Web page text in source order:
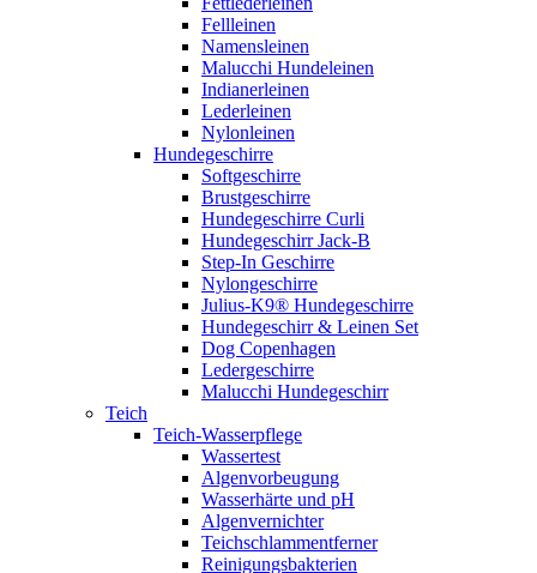
Fellleinen
Namensleinen
Malucchi Hundeleinen
Indianerleinen
Lederleinen
Nylonleinen
Hundegeschirre
Softgeschirre
Brustgeschirre
Hundegeschirre Curli
Hundegeschirr Jack-B
Step-In Geschirre
Nylongeschirre
Julius-K9® Hundegeschirre
Hundegeschirr & Leinen Set
Dog Copenhagen
Ledergeschirre
Malucchi Hundegeschirr
Teich
Teich-Wasserpflege
Wassertest
Algenvorbeugung
Wasserhärte und pH
Algenvernichter
Teichschlammentferner
Reinigungsbakterien